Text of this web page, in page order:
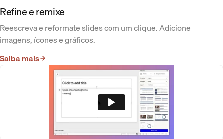
Refine e remixe
Reescreva e reformate slides com um clique. Adicione
imagens, ícones e gráficos.
Saiba mais